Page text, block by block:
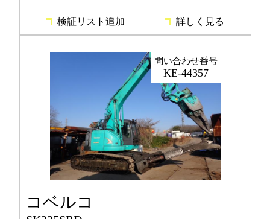
検証リスト追加 詳しく見る
問い合わせ番号
KE-44357
コベルコ